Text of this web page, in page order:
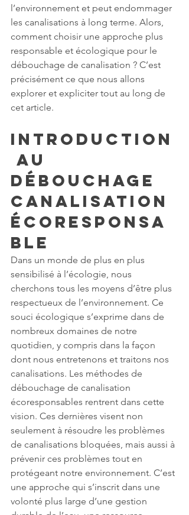
l’environnement et peut endommager
les canalisations à long terme. Alors,
comment choisir une approche plus
responsable et écologique pour le
débouchage de canalisation ? C’est
précisément ce que nous allons
explorer et expliciter tout au long de
cet article.
Introduction
au
débouchage
canalisation
écoresponsa
ble
Dans un monde de plus en plus
sensibilisé à l’écologie, nous
cherchons tous les moyens d’être plus
respectueux de l’environnement. Ce
souci écologique s’exprime dans de
nombreux domaines de notre
quotidien, y compris dans la façon
dont nous entretenons et traitons nos
canalisations. Les méthodes de
débouchage de canalisation
écoresponsables rentrent dans cette
vision. Ces dernières visent non
seulement à résoudre les problèmes
de canalisations bloquées, mais aussi à
prévenir ces problèmes tout en
protégeant notre environnement. C’est
une approche qui s’inscrit dans une
volonté plus large d’une gestion